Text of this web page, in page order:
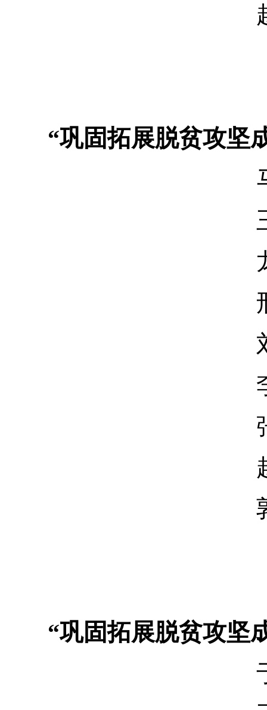
赵
“巩固拓展脱贫攻坚成
马
王
龙
邢
刘
李
张
赵
郭
“巩固拓展脱贫攻坚
于